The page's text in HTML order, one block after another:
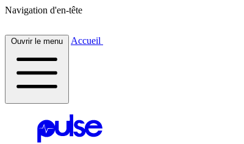
Navigation d'en-tête
Ouvrir le menu Accueil